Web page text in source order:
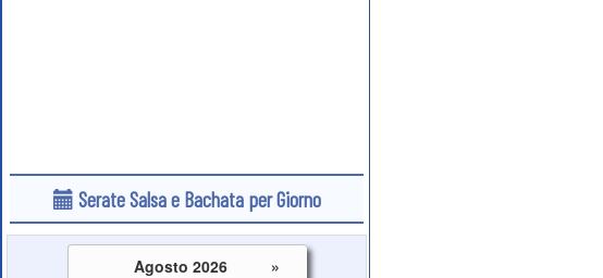
Serate Salsa e Bachata per Giorno
Agosto 2026
»